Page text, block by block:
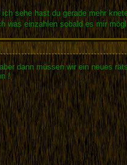
ich sehe hast du gerade mehr
was einzahlen sobald es mir
dann müssen wir ein neues
!